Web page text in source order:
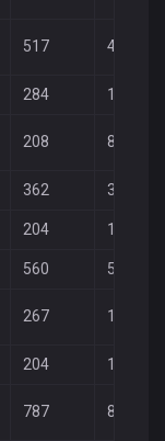
517 420
284 183
208 85
362 310
204 106
560 545
267 177
204 129
787 808